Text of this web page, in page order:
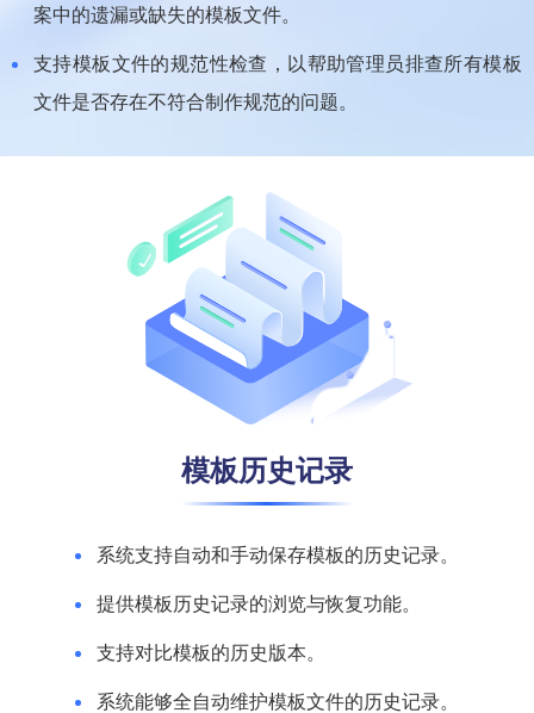
案中的遗漏或缺失的模板文件。
支持模板文件的规范性检查，以帮助管理员排查所有模板
文件是否存在不符合制作规范的问题。
模板历史记录
系统支持自动和手动保存模板的历史记录。
提供模板历史记录的浏览与恢复功能。
支持对比模板的历史版本。
系统能够全自动维护模板文件的历史记录。